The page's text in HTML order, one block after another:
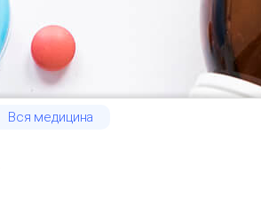
Вся медицина